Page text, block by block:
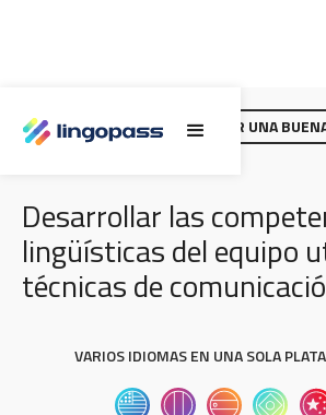
PRESENTARSE Y ESTABLECER UNA
Desarrollar las
lingüísticas del equipo
técnicas de
VARIOS IDIOMAS EN UNA SOLA